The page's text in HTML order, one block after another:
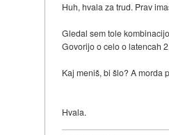
Huh, hvala za trud. Prav
Gledal sem tole
Govorijo o celo o latencah
Kaj meniš, bi šlo? A morda
Hvala.